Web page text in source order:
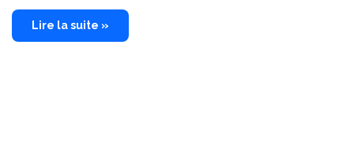
Lire la suite »